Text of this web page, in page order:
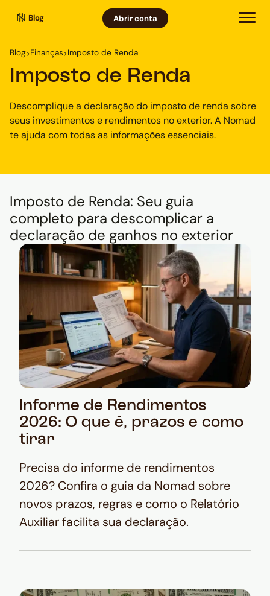
Blog Abrir conta
Blog>Finanças>Imposto de Renda
Imposto de Renda
Descomplique a declaração do imposto de renda sobre
seus investimentos e rendimentos no exterior. A Nomad
te ajuda com todas as informações essenciais.
Imposto de Renda: Seu guia
completo para descomplicar a
declaração de ganhos no exterior
Informe de Rendimentos
2026: O que é, prazos e como
tirar
Precisa do informe de rendimentos
2026? Confira o guia da Nomad sobre
novos prazos, regras e como o Relatório
Auxiliar facilita sua declaração.